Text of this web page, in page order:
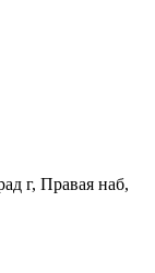
г, Правая наб,